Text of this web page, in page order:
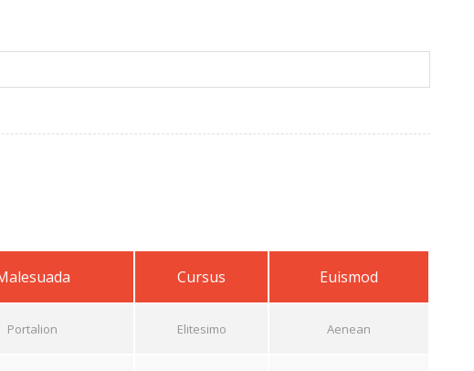
Cursus Euismod
Portalion Elitesimo Aenean